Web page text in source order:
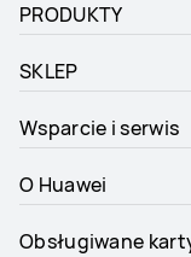
PRODUKTY
SKLEP
Wsparcie i serwis
O Huawei
Obsługiwane